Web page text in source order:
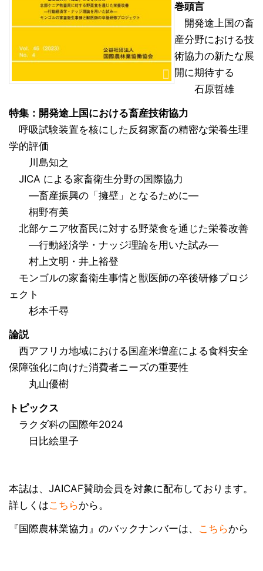
巻頭言
開発途上国の畜
産分野における技
術協力の新たな展
開に期待する
石原哲雄
特集：開発途上国における畜産技術協力
呼吸試験装置を核にした反芻家畜の精密な栄養生理
学的評価
川島知之
JICA による家畜衛生分野の国際協力
―畜産振興の「擁壁」となるために―
桐野有美
北部ケニア牧畜民に対する野菜食を通じた栄養改善
―行動経済学・ナッジ理論を用いた試み―
村上文明・井上裕登
モンゴルの家畜衛生事情と獣医師の卒後研修プロジ
ェクト
杉本千尋
論説
西アフリカ地域における国産米増産による食料安全
保障強化に向けた消費者ニーズの重要性
丸山優樹
トピックス
ラクダ科の国際年2024
日比絵里子
本誌は、JAICAF賛助会員を対象に配布しております。
詳しくはこちらから。
『国際農林業協力』のバックナンバーは、 こちらから